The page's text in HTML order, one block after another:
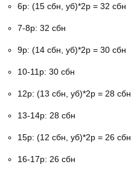
6р: (15 сбн, уб)*2р = 32 сбн
7-8р: 32 сбн
9р: (14 сбн, уб)*2р = 30 сбн
10-11р: 30 сбн
12р: (13 сбн, уб)*2р = 28 сбн
13-14р: 28 сбн
15р: (12 сбн, уб)*2р = 26 сбн
16-17р: 26 сбн